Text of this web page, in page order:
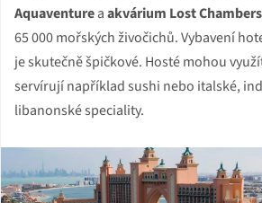
Aquaventureaakvárium Lost Chambers
65 000 mořských živočichů. Vybavení
je skutečně špičkové. Hosté mohou
servírují například sushi nebo italské,
libanonské speciality.